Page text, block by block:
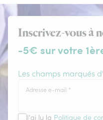
Inscrivez-vous à
-5€ sur votre
Les champs marqués
Adresse e-mail *
J'ai lu la Politique de